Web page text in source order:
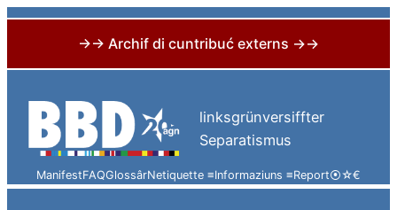
→→ Archif di cuntribuć externs →→
content
linksgrünversiffter
Separatismus
ManifestFAQGlossârNetiquette ≡Informaziuns ≡Report⦿☆€